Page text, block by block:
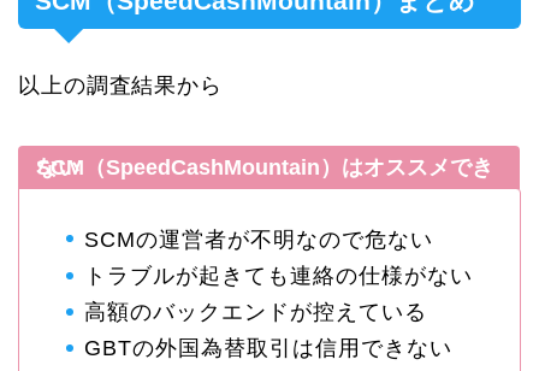
以上の調査結果から
SCM（SpeedCashMountain）はオススメできない
SCMの運営者が不明なので危ない
トラブルが起きても連絡の仕様がない
高額のバックエンドが控えている
GBTの外国為替取引は信用できない